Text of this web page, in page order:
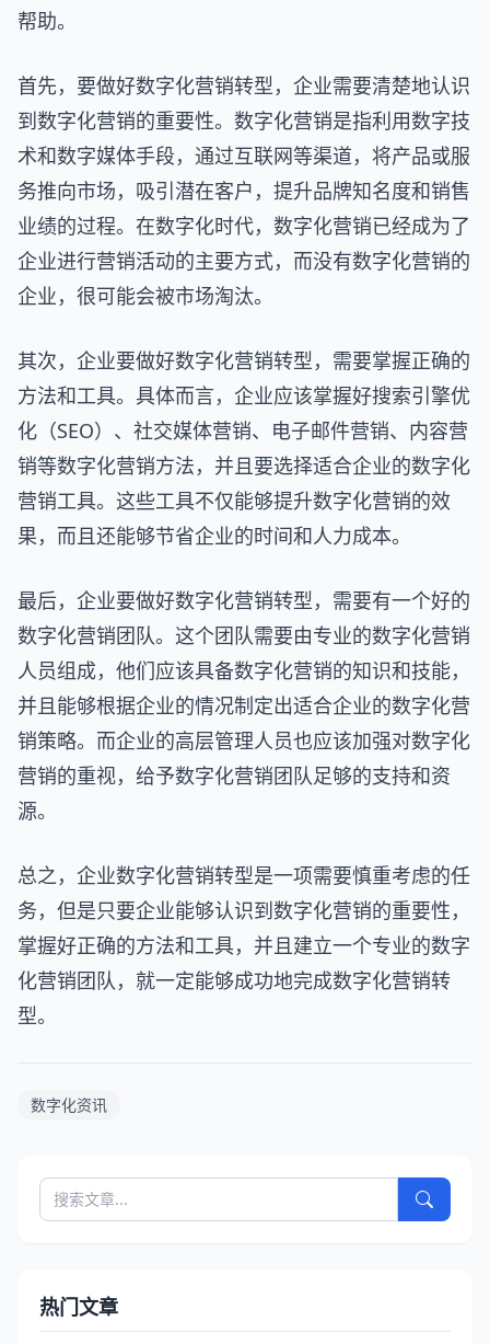
帮助。
首先，要做好数字化营销转型，企业需要清楚地认识
到数字化营销的重要性。数字化营销是指利用数字技
术和数字媒体手段，通过互联网等渠道，将产品或服
务推向市场，吸引潜在客户，提升品牌知名度和销售
业绩的过程。在数字化时代，数字化营销已经成为了
企业进行营销活动的主要方式，而没有数字化营销的
企业，很可能会被市场淘汰。
其次，企业要做好数字化营销转型，需要掌握正确的
方法和工具。具体而言，企业应该掌握好搜索引擎优
化（SEO）、社交媒体营销、电子邮件营销、内容营
销等数字化营销方法，并且要选择适合企业的数字化
营销工具。这些工具不仅能够提升数字化营销的效
果，而且还能够节省企业的时间和人力成本。
最后，企业要做好数字化营销转型，需要有一个好的
数字化营销团队。这个团队需要由专业的数字化营销
人员组成，他们应该具备数字化营销的知识和技能，
并且能够根据企业的情况制定出适合企业的数字化营
销策略。而企业的高层管理人员也应该加强对数字化
营销的重视，给予数字化营销团队足够的支持和资
源。
总之，企业数字化营销转型是一项需要慎重考虑的任
务，但是只要企业能够认识到数字化营销的重要性，
掌握好正确的方法和工具，并且建立一个专业的数字
化营销团队，就一定能够成功地完成数字化营销转
型。
数字化资讯
热门文章